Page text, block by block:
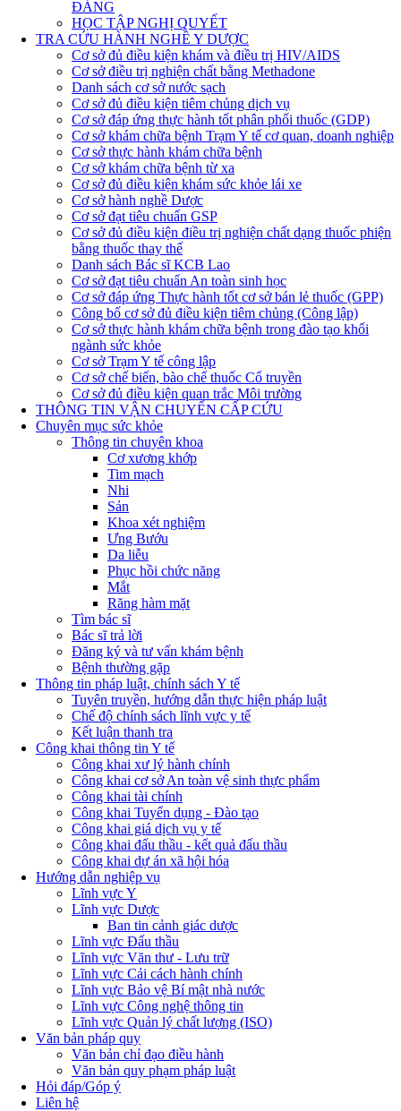
ĐẢNG
HỌC TẬP NGHỊ QUYẾT
TRA CỨU HÀNH NGHỀ Y DƯỢC
Cơ sở đủ điều kiện khám và điều trị HIV/AIDS
Cơ sở điều trị nghiện chất bằng Methadone
Danh sách cơ sở nước sạch
Cơ sở đủ điều kiện tiêm chủng dịch vụ
Cơ sở đáp ứng thực hành tốt phân phối thuốc (GDP)
Cơ sở khám chữa bệnh Trạm Y tế cơ quan, doanh nghiệp
Cơ sở thực hành khám chữa bệnh
Cơ sở khám chữa bệnh từ xa
Cơ sở đủ điều kiện khám sức khỏe lái xe
Cơ sở hành nghề Dược
Cơ sở đạt tiêu chuẩn GSP
Cơ sở đủ điều kiện điều trị nghiện chất dạng thuốc phiện
bằng thuốc thay thế
Danh sách Bác sĩ KCB Lao
Cơ sở đạt tiêu chuẩn An toàn sinh học
Cơ sở đáp ứng Thực hành tốt cơ sở bán lẻ thuốc (GPP)
Công bố cơ sở đủ điều kiện tiêm chủng (Công lập)
Cơ sở thực hành khám chữa bệnh trong đào tạo khối
ngành sức khỏe
Cơ sở Trạm Y tế công lập
Cơ sở chế biến, bào chế thuốc Cổ truyền
Cơ sở đủ điều kiện quan trắc Môi trường
THÔNG TIN VẬN CHUYỂN CẤP CỨU
Chuyên mục sức khỏe
Thông tin chuyên khoa
Cơ xương khớp
Tim mạch
Nhi
Sản
Khoa xét nghiệm
Ưng Bướu
Da liễu
Phục hồi chức năng
Mắt
Răng hàm mặt
Tìm bác sĩ
Bác sĩ trả lời
Đăng ký và tư vấn khám bệnh
Bệnh thường gặp
Thông tin pháp luật, chính sách Y tế
Tuyên truyền, hướng dẫn thực hiện pháp luật
Chế độ chính sách lĩnh vực y tế
Kết luận thanh tra
Công khai thông tin Y tế
Công khai xư lý hành chính
Công khai cơ sở An toàn vệ sinh thực phẩm
Công khai tài chính
Công khai Tuyển dụng - Đào tạo
Công khai giá dịch vụ y tế
Công khai đấu thầu - kết quả đấu thầu
Công khai dự án xã hội hóa
Hướng dẫn nghiệp vụ
Lĩnh vực Y
Lĩnh vực Dược
Ban tin cảnh giác dược
Lĩnh vực Đấu thầu
Lĩnh vực Văn thư - Lưu trữ
Lĩnh vực Cải cách hành chính
Lĩnh vực Bảo vệ Bí mật nhà nước
Lĩnh vực Công nghệ thông tin
Lĩnh vực Quản lý chất lượng (ISO)
Văn bản pháp quy
Văn bản chỉ đạo điều hành
Văn bản quy phạm pháp luật
Hỏi đáp/Góp ý
Liên hệ